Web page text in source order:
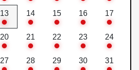
13 14 15 16 17
20 21 22 23 24
27 28 29 30 31